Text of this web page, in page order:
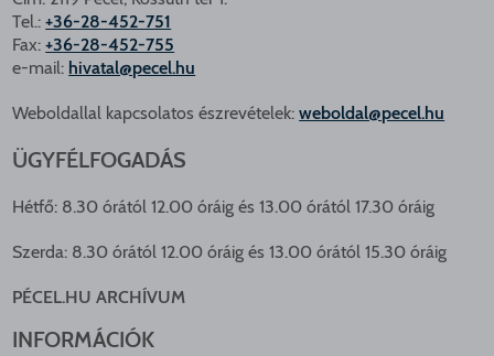
Tel.:+36-28-452-751
Fax:+36-28-452-755
e-mail: hivatal@pecel.hu
Weboldallal kapcsolatos észrevételek:weboldal@pecel.hu
ÜGYFÉLFOGADÁS
Hétfő: 8.30 órától 12.00 óráig és 13.00 órától 17.30 óráig
Szerda: 8.30 órától 12.00 óráig és 13.00 órától 15.30 óráig
PÉCEL.HU ARCHÍVUM
INFORMÁCIÓK